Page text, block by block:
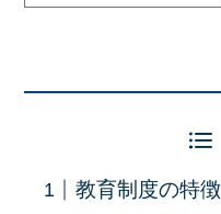
教育制度の特徴